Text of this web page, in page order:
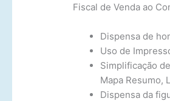
Fiscal de Venda ao
Dispensa de
Uso de
Simplificação
Mapa Resumo,
Dispensa da